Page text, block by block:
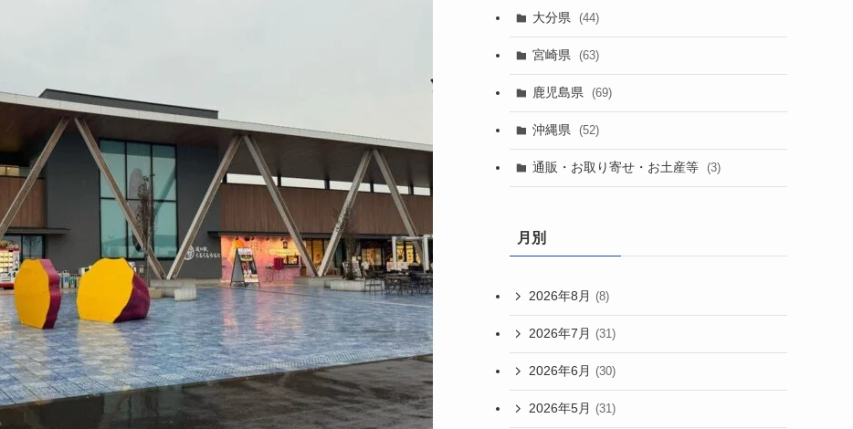
大分県 (44)
宮崎県 (63)
鹿児島県 (69)
沖縄県 (52)
通販・お取り寄せ・お土産等 (3)
月別
2026年8月 (8)
2026年7月 (31)
2026年6月 (30)
2026年5月 (31)